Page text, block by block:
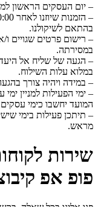
– יום העסקים הראשון
בהתאם לשיקולנו.
– רישום פרטים שגויים ו/
במסירתה.
– הגעה של שליח אל
במלוא עלות השילוח.
– במידה ויהיה צורך
– ימי הפעילות למניין
המועד יחשבו כימי עסקים
– תיתכן פעילות בימי
מראש.
שירות
פופ אפ